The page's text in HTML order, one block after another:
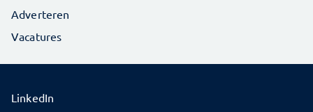
Adverteren
Vacatures
LinkedIn